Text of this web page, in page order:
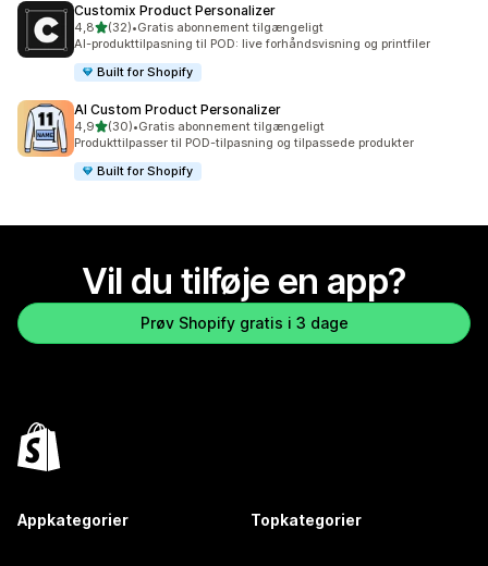
Customix Product Personalizer
4,8ud af 5 stjerner
(32)
32 anmeldelser i alt
•Gratis abonnement tilgængeligt
AI-produkttilpasning til POD: live forhåndsvisning og printfiler
Built for Shopify
AI Custom Product Personalizer
4,9ud af 5 stjerner
(30)
30 anmeldelser i alt
•Gratis abonnement tilgængeligt
Produkttilpasser til POD-tilpasning og tilpassede produkter
Built for Shopify
Vil du tilføje en app?
Prøv Shopify gratis i 3 dage
Appkategorier Topkategorier